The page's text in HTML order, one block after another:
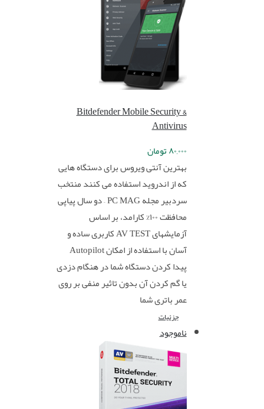
Bitdefender Mobile Security &
Antivirus
۸۰,۰۰۰تومان
بهترین آنتی ویروس برای دستگاه هایی
که از اندروید استفاده می کنند منتخب
سردبیر مجله PC MAG – دو سال پیاپی
محافظت ۱۰۰% کارامد، بر اساس
آزمایشهای AV TEST کاربری ساده و
آسان با استفاده از امکان Autopilot
پیدا کردن دستگاه شما در هنگام دزدی
یا گم کردن آن بدون تاثیر منفی بر روی
عمر باتری شما
جزئیات
ناموجود